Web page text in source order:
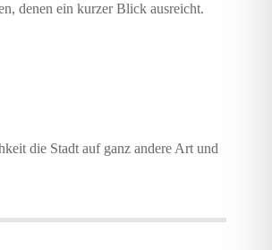
denen ein kurzer Blick ausreicht.
die Stadt auf ganz andere Art und